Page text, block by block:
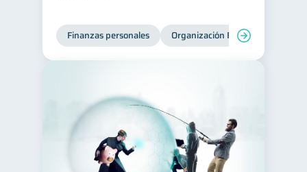
Finanzas personales Organización Financiera